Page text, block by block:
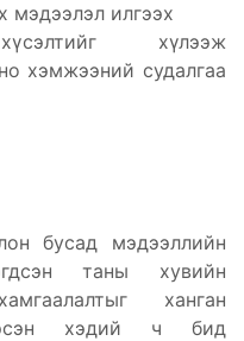
мэдээлэл илгээх
хүлээж
хэмжээний судалгаа
бусад мэдээллийн
таны хувийн
ханган
хэдий ч бид